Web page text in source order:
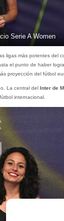
Serie A Women
ligas más potentes del
el punto de haber
proyección del fútbol
La central del Inter de
internacional.